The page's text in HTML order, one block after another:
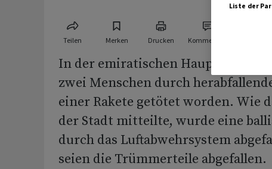
Teilen Merken Drucken Kommentare
In der emiratischen Hauptstadt
zwei Menschen durch
einer Rakete getötet worden. Wie
der Stadt mitteilte, wurde eine
durch das Luftabwehrsystem
seien die Trümmerteile abgefallen.
Liste der